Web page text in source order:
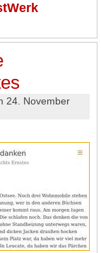
24. November